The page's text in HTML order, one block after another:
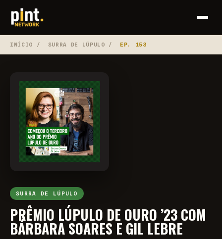
INÍCIO / SURRA DE LÚPULO / EP. 153
SURRA DE LÚPULO
PRÊMIO LÚPULO DE OURO ’23 COM
BÁRBARA SOARES E GIL LEBRE